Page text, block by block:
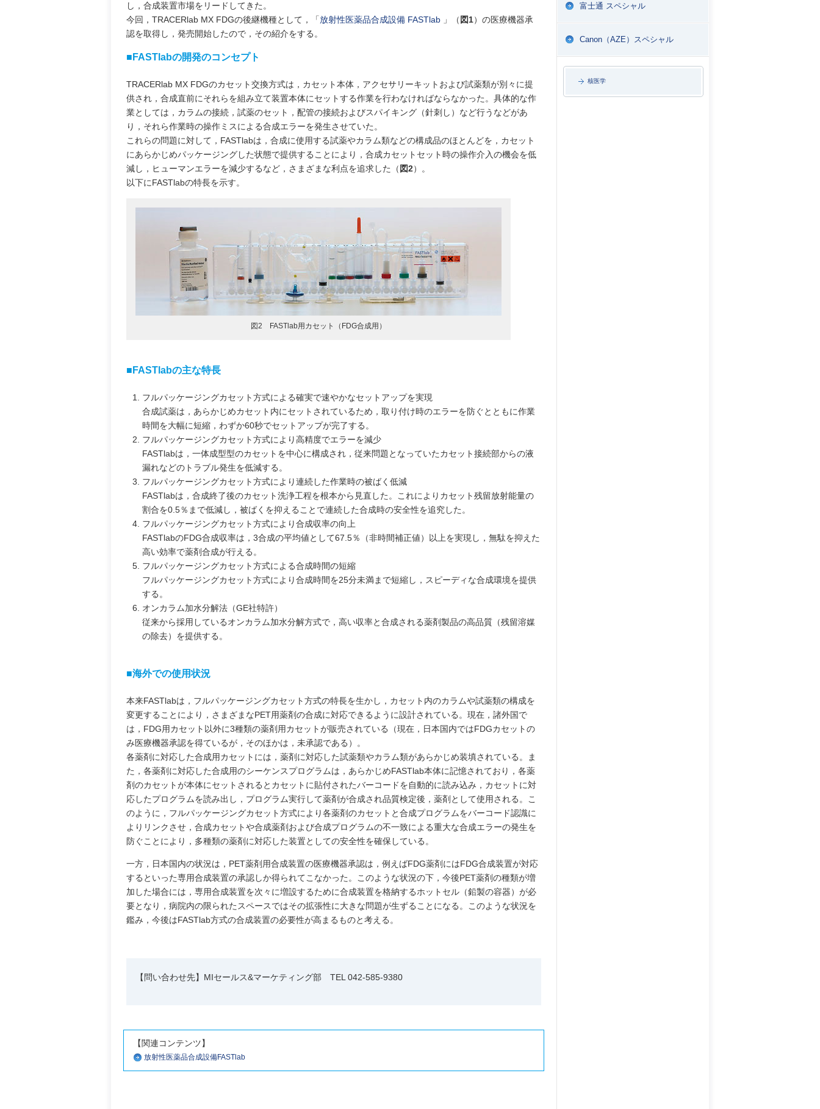
し，合成装置市場をリードしてきた。
今回，TRACERlab MX FDGの後継機種として，「放射性医薬品合成設備 FASTlab 」（図1）の医療機器承
認を取得し，発売開始したので，その紹介をする。
■FASTlabの開発のコンセプト
TRACERlab MX FDGのカセット交換方式は，カセット本体，アクセサリーキットおよび試薬類が別々に提
供され，合成直前にそれらを組み立て装置本体にセットする作業を行わなければならなかった。具体的な作
業としては，カラムの接続，試薬のセット，配管の接続およびスパイキング（針刺し）など行うなどがあ
り，それら作業時の操作ミスによる合成エラーを発生させていた。
これらの問題に対して，FASTlabは，合成に使用する試薬やカラム類などの構成品のほとんどを，カセット
にあらかじめパッケージングした状態で提供することにより，合成カセットセット時の操作介入の機会を低
減し，ヒューマンエラーを減少するなど，さまざまな利点を追求した（図2）。
以下にFASTlabの特長を示す。
図2 FASTlab用カセット（FDG合成用）
■FASTlabの主な特長
フルパッケージングカセット方式による確実で速やかなセットアップを実現
合成試薬は，あらかじめカセット内にセットされているため，取り付け時のエラーを防ぐとともに作業
時間を大幅に短縮，わずか60秒でセットアップが完了する。
フルパッケージングカセット方式により高精度でエラーを減少
FASTlabは，一体成型型のカセットを中心に構成され，従来問題となっていたカセット接続部からの液
漏れなどのトラブル発生を低減する。
フルパッケージングカセット方式により連続した作業時の被ばく低減
FASTlabは，合成終了後のカセット洗浄工程を根本から見直した。これによりカセット残留放射能量の
割合を0.5％まで低減し，被ばくを抑えることで連続した合成時の安全性を追究した。
フルパッケージングカセット方式により合成収率の向上
FASTlabのFDG合成収率は，3合成の平均値として67.5％（非時間補正値）以上を実現し，無駄を抑えた
高い効率で薬剤合成が行える。
フルパッケージングカセット方式による合成時間の短縮
フルパッケージングカセット方式により合成時間を25分未満まで短縮し，スピーディな合成環境を提供
する。
オンカラム加水分解法（GE社特許）
従来から採用しているオンカラム加水分解方式で，高い収率と合成される薬剤製品の高品質（残留溶媒
の除去）を提供する。
■海外での使用状況
本来FASTlabは，フルパッケージングカセット方式の特長を生かし，カセット内のカラムや試薬類の構成を
変更することにより，さまざまなPET用薬剤の合成に対応できるように設計されている。現在，諸外国で
は，FDG用カセット以外に3種類の薬剤用カセットが販売されている（現在，日本国内ではFDGカセットの
み医療機器承認を得ているが，そのほかは，未承認である）。
各薬剤に対応した合成用カセットには，薬剤に対応した試薬類やカラム類があらかじめ装填されている。ま
た，各薬剤に対応した合成用のシーケンスプログラムは，あらかじめFASTlab本体に記憶されており，各薬
剤のカセットが本体にセットされるとカセットに貼付されたバーコードを自動的に読み込み，カセットに対
応したプログラムを読み出し，プログラム実行して薬剤が合成され品質検定後，薬剤として使用される。こ
のように，フルパッケージングカセット方式により各薬剤のカセットと合成プログラムをバーコード認識に
よりリンクさせ，合成カセットや合成薬剤および合成プログラムの不一致による重大な合成エラーの発生を
防ぐことにより，多種類の薬剤に対応した装置としての安全性を確保している。
一方，日本国内の状況は，PET薬剤用合成装置の医療機器承認は，例えばFDG薬剤にはFDG合成装置が対応
するといった専用合成装置の承認しか得られてこなかった。このような状況の下，今後PET薬剤の種類が増
加した場合には，専用合成装置を次々に増設するために合成装置を格納するホットセル（鉛製の容器）が必
要となり，病院内の限られたスペースではその拡張性に大きな問題が生ずることになる。このような状況を
鑑み，今後はFASTlab方式の合成装置の必要性が高まるものと考える。
【問い合わせ先】MIセールス&マーケティング部 TEL 042-585-9380
【関連コンテンツ】
放射性医薬品合成設備FASTlab
富士通 スペシャル
Canon（AZE）スペシャル
核医学